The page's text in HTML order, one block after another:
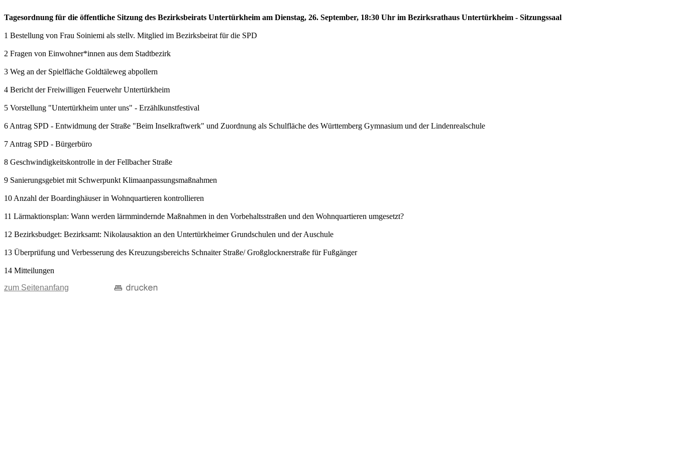
Tagesordnung für die öffentliche Sitzung des Bezirksbeirats Untertürkheim am Dienstag, 26. September, 18:30 Uhr im Bezirksrathaus Untertürkheim - Sitzungssaal
1 Bestellung von Frau Soiniemi als stellv. Mitglied im Bezirksbeirat für die SPD
2 Fragen von Einwohner*innen aus dem Stadtbezirk
3 Weg an der Spielfläche Goldtäleweg abpollern
4 Bericht der Freiwilligen Feuerwehr Untertürkheim
5 Vorstellung "Untertürkheim unter uns" - Erzählkunstfestival
6 Antrag SPD - Entwidmung der Straße "Beim Inselkraftwerk" und Zuordnung als Schulfläche des Württemberg Gymnasium und der Lindenrealschule
7 Antrag SPD - Bürgerbüro
8 Geschwindigkeitskontrolle in der Fellbacher Straße
9 Sanierungsgebiet mit Schwerpunkt Klimaanpassungsmaßnahmen
10 Anzahl der Boardinghäuser in Wohnquartieren kontrollieren
11 Lärmaktionsplan: Wann werden lärmmindernde Maßnahmen in den Vorbehaltsstraßen und den Wohnquartieren umgesetzt?
12 Bezirksbudget: Bezirksamt: Nikolausaktion an den Untertürkheimer Grundschulen und der Auschule
13 Überprüfung und Verbesserung des Kreuzungsbereichs Schnaiter Straße/ Großglocknerstraße für Fußgänger
14 Mitteilungen
zum Seitenanfang